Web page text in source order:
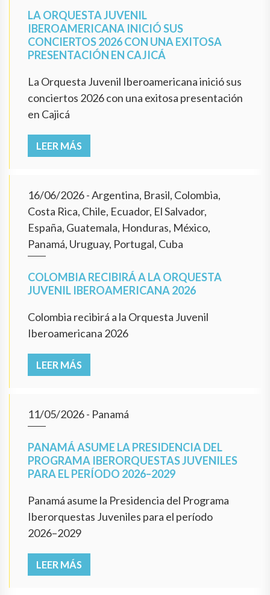
LA ORQUESTA JUVENIL
IBEROAMERICANA INICIÓ SUS
CONCIERTOS 2026 CON UNA EXITOSA
PRESENTACIÓN EN CAJICÁ
La Orquesta Juvenil Iberoamericana inició sus
conciertos 2026 con una exitosa presentación
en Cajicá
LEER MÁS
16/06/2026- Argentina, Brasil, Colombia,
Costa Rica, Chile, Ecuador, El Salvador,
España, Guatemala, Honduras, México,
Panamá, Uruguay, Portugal, Cuba
COLOMBIA RECIBIRÁ A LA ORQUESTA
JUVENIL IBEROAMERICANA 2026
Colombia recibirá a la Orquesta Juvenil
Iberoamericana 2026
LEER MÁS
11/05/2026- Panamá
PANAMÁ ASUME LA PRESIDENCIA DEL
PROGRAMA IBERORQUESTAS JUVENILES
PARA EL PERÍODO 2026–2029
Panamá asume la Presidencia del Programa
Iberorquestas Juveniles para el período
2026–2029
LEER MÁS